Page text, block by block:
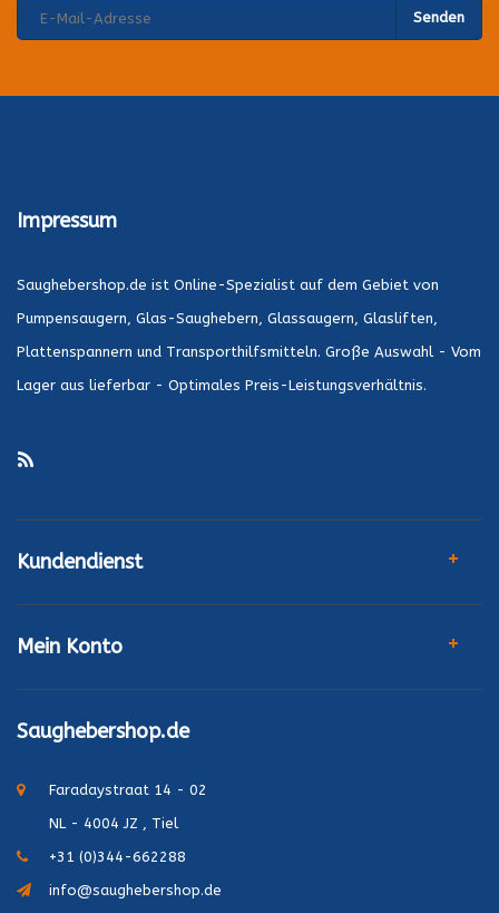
Senden
Impressum
Saughebershop.de ist Online-Spezialist auf dem Gebiet von
Pumpensaugern, Glas-Saughebern, Glassaugern, Glasliften,
Plattenspannern und Transporthilfsmitteln. Große Auswahl - Vom
Lager aus lieferbar - Optimales Preis-Leistungsverhältnis.
Kundendienst
Mein Konto
Saughebershop.de
Faradaystraat 14 - 02
NL - 4004 JZ , Tiel
+31 (0)344-662288
info@saughebershop.de